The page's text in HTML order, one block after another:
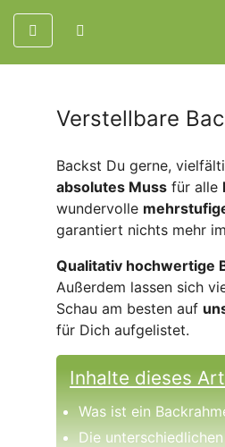
Verstellbare
Backst Du gerne,
absolutes Muss für alle
wundervolle
garantiert nichts mehr
Qualitativ hochwertige
Außerdem lassen sich
Schau am besten auf
für Dich aufgelistet.
Inhalte dieses
Was ist ein
Die